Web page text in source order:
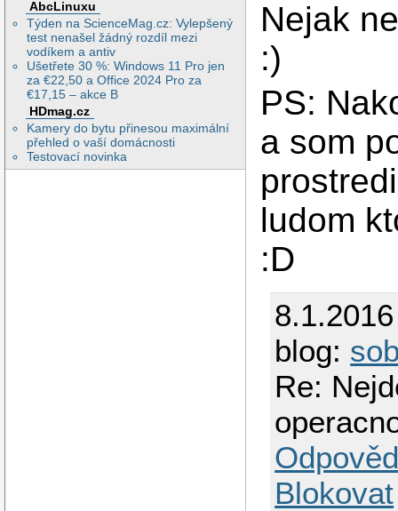
AbcLinuxu
Týden na ScienceMag.cz: Vylepšený
test nenašel žádný rozdíl mezi
vodíkem a antiv
Ušetřete 30 %: Windows 11 Pro jen
za €22,50 a Office 2024 Pro za
€17,15 – akce B
HDmag.cz
Kamery do bytu přinesou maximální
přehled o vaší domácnosti
Testovací novinka
Nejak
:)
PS:
a som
ludom
:D
blog:
Re:
Blokovat